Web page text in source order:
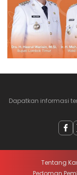
Dapatkan informasi
Tentang